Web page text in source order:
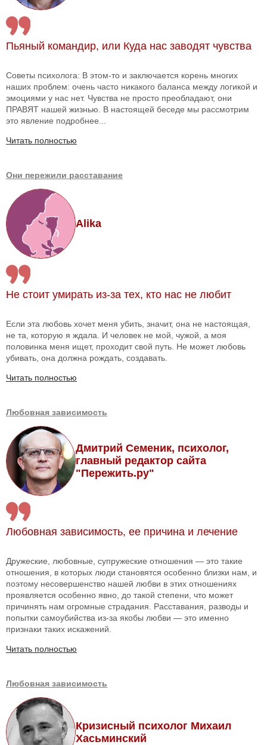
Пьяный командир, или Куда нас заводят чувства
Советы психолога: В этом-то и заключается корень многих
наших проблем: очень часто никакого баланса между логикой и
эмоциями у нас нет. Чувства не просто преобладают, они
ПРАВЯТ нашей жизнью. В настоящей беседе мы рассмотрим
это явление подробнее...
Читать полностью
Они пережили расставание
Alika
Не стоит умирать из-за тех, кто нас не любит
Если эта любовь хочет меня убить, значит, она не настоящая,
не та, которую я ждала. И человек не мой, чужой, а моя
половинка меня ищет, проходит свой путь. Не может любовь
убивать, она должна рождать, создавать.
Читать полностью
Любовная зависимость
Дмитрий Семеник, психолог,
главный редактор сайта
"Пережить.ру"
Любовная зависимость, ее причина и лечение
Дружеские, любовные, супружеские отношения — это такие
отношения, в которых люди становятся особенно близки нам, и
поэтому несовершенство нашей любви в этих отношениях
проявляется особенно явно, до такой степени, что может
причинять нам огромные страдания. Расставания, разводы и
попытки самоубийства из-за якобы любви — это именно
признаки таких искажений.
Читать полностью
Любовная зависимость
Кризисный психолог Михаил
Хасьминский